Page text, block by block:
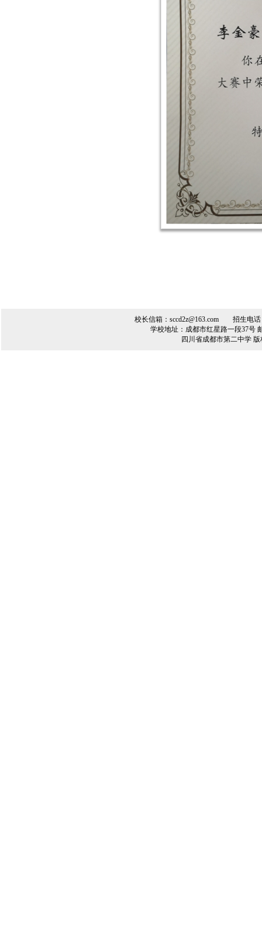
校长信箱：sccd2z@163.com 招生电话
学校地址：成都市红星路一段37号
四川省成都市第二中学 版